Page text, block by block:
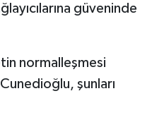
güveninde
normalleşmesi
şunları